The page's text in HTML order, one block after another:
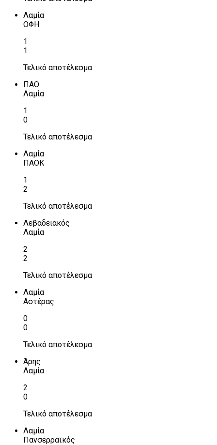
Λαμία
ΟΦΗ
1
1
Τελικό αποτέλεσμα
ΠΑΟ
Λαμία
1
0
Τελικό αποτέλεσμα
Λαμία
ΠΑΟΚ
1
2
Τελικό αποτέλεσμα
Λεβαδειακός
Λαμία
2
2
Τελικό αποτέλεσμα
Λαμία
Αστέρας
0
0
Τελικό αποτέλεσμα
Άρης
Λαμία
2
0
Τελικό αποτέλεσμα
Λαμία
Πανσερραϊκός